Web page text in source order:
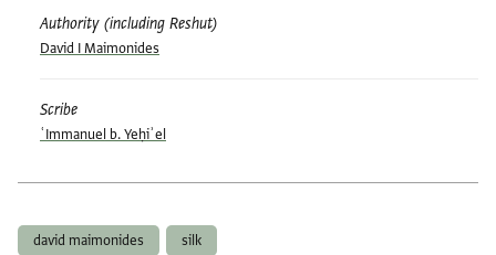
Authority (including Reshut)
David I Maimonides
Scribe
ʿImmanuel b. Yeḥiʾel
david maimonides silk